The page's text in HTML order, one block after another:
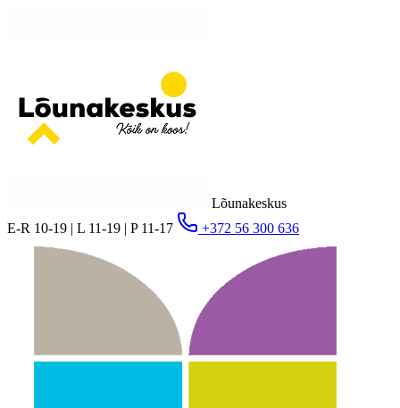
Lõunakeskus
E-R 10-19 | L 11-19 | P 11-17
+372 56 300 636